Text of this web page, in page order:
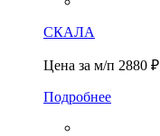
СКАЛА
Цена за м/п 2880 ₽
Подробнее